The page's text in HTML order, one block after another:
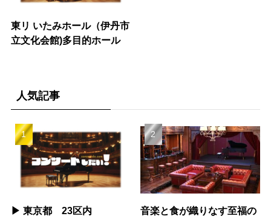
東リ いたみホール（伊丹市
立文化会館)多目的ホール
人気記事
▶︎ 東京都 23区内
音楽と食が織りなす至福の